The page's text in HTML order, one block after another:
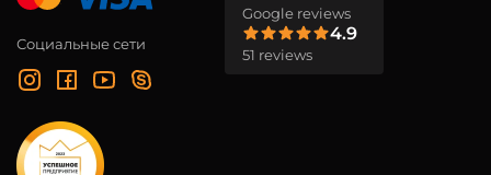
Социальные сети
Google reviews
4.9
51 reviews